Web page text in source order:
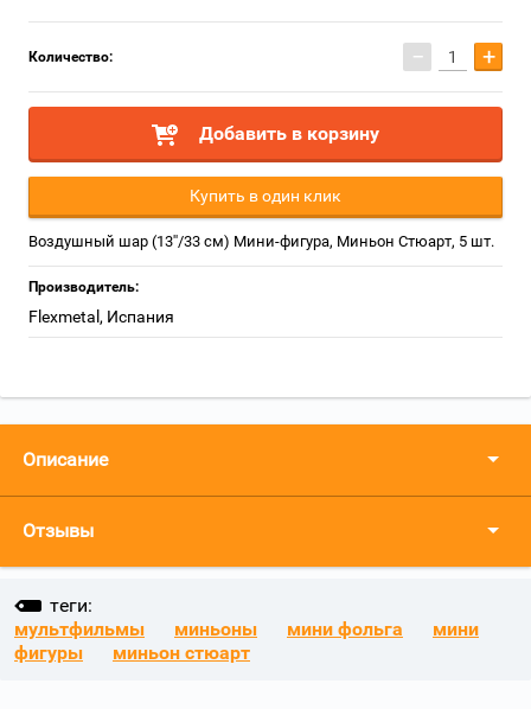
Количество: − +
Добавить в корзину
Купить в один клик
Воздушный шар (13''/33 см) Мини-фигура, Миньон Стюарт, 5 шт.
Производитель:
Flexmetal, Испания
Описание
Отзывы
теги:
мультфильмы
миньоны мини фольга
мини
фигуры
миньон стюарт